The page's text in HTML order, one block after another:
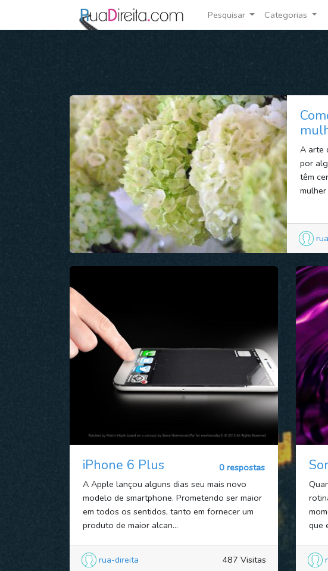
Pesquisar Categorias
A arte
por
têm
mulher
iPhone 6 Plus
0 respostas
A Apple lançou alguns dias seu mais novo
modelo de smartphone. Prometendo ser maior
em todos os sentidos, tanto em fornecer um
produto de maior alcan...
rua-direita 487 Visitas
que